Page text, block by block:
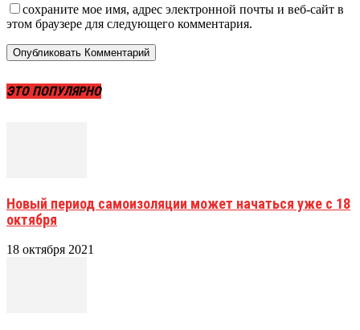
сохраните мое имя, адрес электронной почты и веб-сайт в
этом браузере для следующего комментария.
ЭТО ПОПУЛЯРНО
Новый период самоизоляции может начаться уже с 18
октября
18 октября 2021